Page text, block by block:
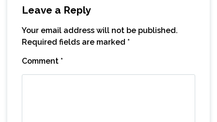
Leave a Reply
Your email address will not be published.
Required fields are marked *
Comment *